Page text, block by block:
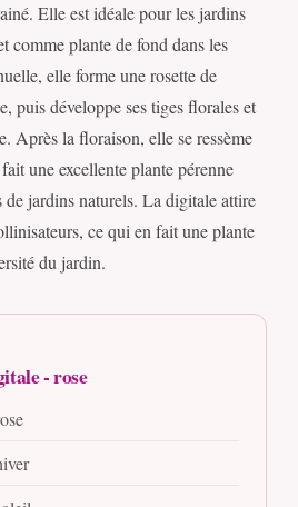
Elle est idéale pour les jardins
comme plante de fond dans les
elle forme une rosette de
puis développe ses tiges florales et
Après la floraison, elle se ressème
une excellente plante pérenne
jardins naturels. La digitale attire
ce qui en fait une plante
du jardin.
- rose